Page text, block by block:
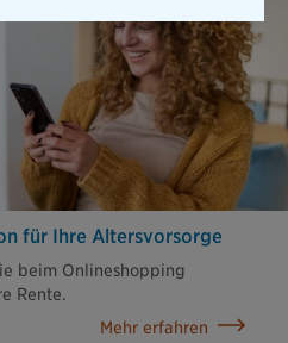
für Ihre Altersvorsorge
beim Onlineshopping
Rente.
Mehr erfahren